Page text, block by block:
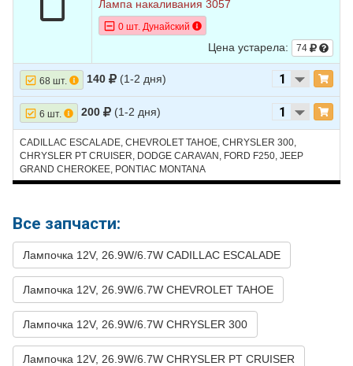
300 2010
2010 V8 6.1L - (300С)
31 CHRYSLER 300 V6 2.7L - (300С)
32 CHRYSLER 300 V6 3.5L - (300С)
33 CHRYSLER 300 2009 V8 5.7L - (300С)
34 CHRYSLER 300 2009 V8 6.1L - (300С)
35 CHRYSLER 300 2008 V6 2.7L - (300С)
37 CHRYSLER 300 2008 V8 5.7L - (300С)
38 CHRYSLER 300 2008 V8 6.1L - (300С)
39 CHRYSLER 300 2007 V6 2.7L - (300С)
40 CHRYSLER 300 2007 V6 3.5L - (300С)
41 CHRYSLER 300 2007 V8 5.7L - (300С)
Лампа накаливания 3057
0 шт. Дунайский
Цена устарела: 74
68 шт. 140 (1-2 дня)
6 шт. 200 (1-2 дня)
CADILLAC ESCALADE, CHEVROLET TAHOE, CHRYSLER 300,
CHRYSLER PT CRUISER, DODGE CARAVAN, FORD F250, JEEP
GRAND CHEROKEE, PONTIAC MONTANA
Все запчасти:
Лампочка 12V, 26.9W/6.7W CADILLAC ESCALADE
Лампочка 12V, 26.9W/6.7W CHEVROLET TAHOE
Лампочка 12V, 26.9W/6.7W CHRYSLER 300
Лампочка 12V, 26.9W/6.7W CHRYSLER PT CRUISER